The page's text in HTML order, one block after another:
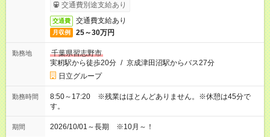
交通費別途支給あり
交通費 交通費支給あり
月収例 25～30万円
勤務地
千葉県習志野市
実籾駅から徒歩20分 / 京成津田沼駅からバス27分
日立グループ
勤務時間
8:50～17:20 ※残業はほとんどありません。※休憩は45分で
す。
期間 2026/10/01～長期 ※10月～！